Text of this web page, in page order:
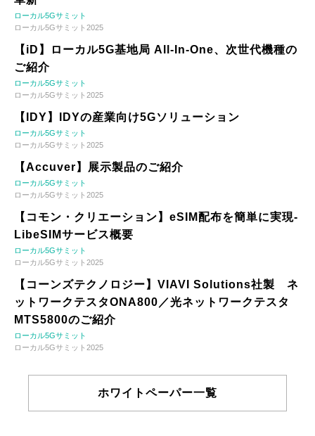
ローカル5Gサミット
ローカル5Gサミット2025
【iD】ローカル5G基地局 All-In-One、次世代機種の
ご紹介
ローカル5Gサミット
ローカル5Gサミット2025
【IDY】IDYの産業向け5Gソリューション
ローカル5Gサミット
ローカル5Gサミット2025
【Accuver】展示製品のご紹介
ローカル5Gサミット
ローカル5Gサミット2025
【コモン・クリエーション】eSIM配布を簡単に実現-
LibeSIMサービス概要
ローカル5Gサミット
ローカル5Gサミット2025
【コーンズテクノロジー】VIAVI Solutions社製 ネ
ットワークテスタONA800／光ネットワークテスタ
MTS5800のご紹介
ローカル5Gサミット
ローカル5Gサミット2025
ホワイトペーパー一覧